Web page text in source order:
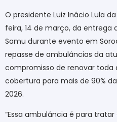
O presidente Luiz Inácio Lula
feira, 14 de março, da entrega
Samu durante evento em
repasse de ambulâncias da
compromisso de renovar
cobertura para mais de 90%
2026.
“Essa ambulância é para